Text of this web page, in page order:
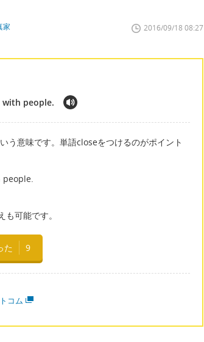
家 2016/09/18 08:27
people.
意味です。単語closeをつけるのがポイント
people.
可能です。
た 9
コム